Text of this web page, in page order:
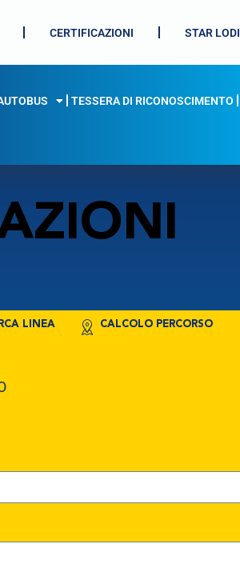
CERTIFICAZIONI STAR LODI
TESSERA DI RICONOSCIMENTO
LINEA CALCOLO PERCORSO